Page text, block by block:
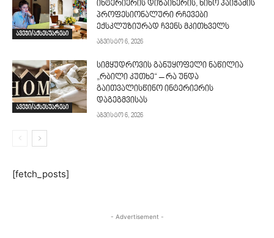
ავეჯი/აქსესუარები
ინტერიერის დიზაინერის, ნინო პაიჭაძის
პროფესიონალური რჩევები
ექსკლუზიურად ჩვენს მკითხველს
აგვისტო 6, 2026
ავეჯი/აქსესუარები
სიმყუდროვის განუყოფელი ნაწილია
„რბილი კუთხე“ – რა უნდა
გაითვალისწინო ინტერიერის
დაგეგმვისას
აგვისტო 6, 2026
[fetch_posts]
- Advertisement -